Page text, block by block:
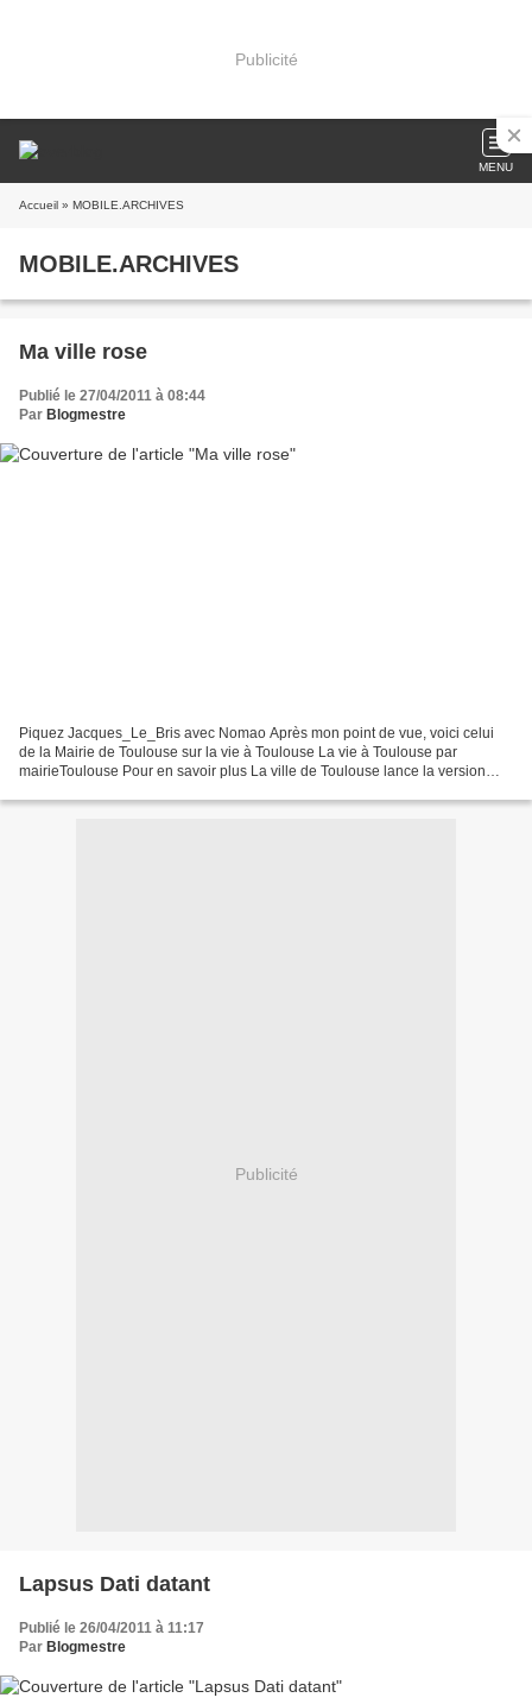
Publicité
MENU
Accueil » MOBILE.ARCHIVES
MOBILE.ARCHIVES
Ma ville rose
Publié le 27/04/2011 à 08:44
Par Blogmestre
Piquez Jacques_Le_Bris avec Nomao Après mon point de vue, voici celui
de la Mairie de Toulouse sur la vie à Toulouse La vie à Toulouse par
mairieToulouse Pour en savoir plus La ville de Toulouse lance la version
Publicité
Lapsus Dati datant
Publié le 26/04/2011 à 11:17
Par Blogmestre